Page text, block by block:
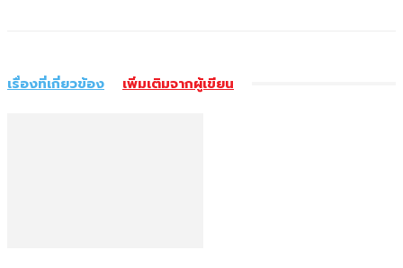
เรื่องที่เกี่ยวข้อง เพิ่มเติมจากผู้เขียน